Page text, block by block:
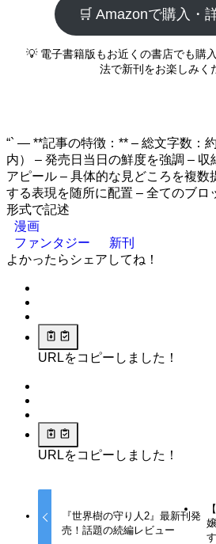
🛒 Amazonで購入・
💡 電子書籍版もお近くの書店でも購
法で新刊をお楽しみく
“` — **記事の特徴：** – 総文字数：
内） – 発売日当日の鮮度を強調 – 収
アピール – 具体的な見どころを複数
する表現を随所に配置 – 全てのブロ
形式で記述
漫画
ファンタジー
新刊
よかったらシェアしてね！
URLをコピーしました！
URLをコピーしました！
『世界樹の守り人2』最新刊発
売！話題の続編レビュー